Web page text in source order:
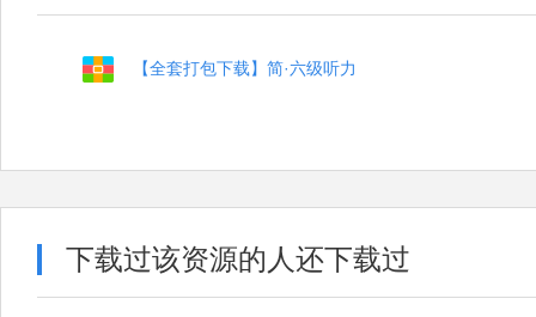
【全套打包下载】简·六级听力
下载过该资源的人还下载过